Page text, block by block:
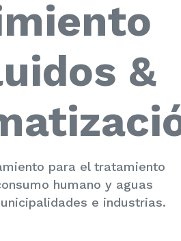
&
para el tratamiento
humano y aguas
e industrias.